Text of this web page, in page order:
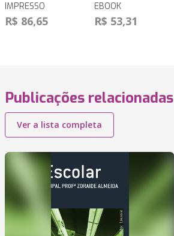
IMPRESSO
R$ 86,65
EBOOK
R$ 53,31
Publicações relacionadas
Ver a lista completa